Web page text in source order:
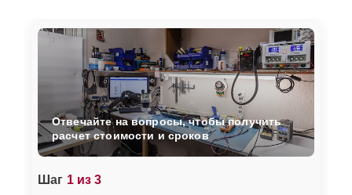
Шаг 1 из 3
Отвечайте на вопросы, чтобы получить
расчет стоимости и сроков